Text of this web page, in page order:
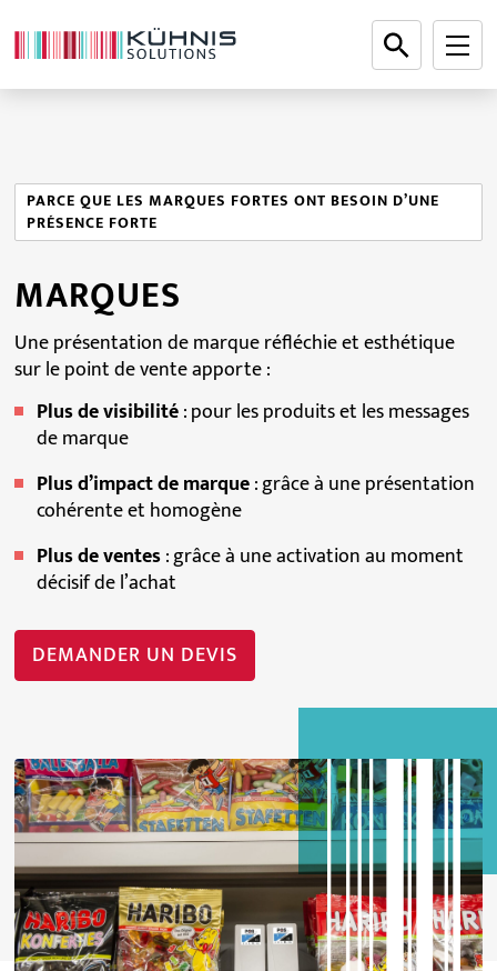
PARCE QUE LES MARQUES FORTES ONT BESOIN D’UNE
PRÉSENCE FORTE
MARQUES
Une présentation de marque réfléchie et esthétique
sur le point de vente apporte :
Plus de visibilité: pour les produits et les messages
de marque
Plus d’impact de marque: grâce à une présentation
cohérente et homogène
Plus de ventes: grâce à une activation au moment
décisif de l’achat
DEMANDER UN DEVIS